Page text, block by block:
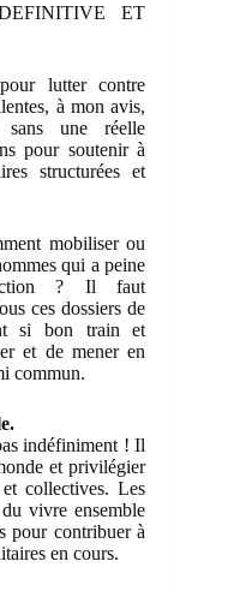
ET
lutter contre
à mon avis,
sans une réelle
pour soutenir à
structurées et
mobiliser ou
qui a peine
? Il faut
ces dossiers de
si bon train et
et de mener en
commun.
indéfiniment ! Il
et privilégier
collectives. Les
vivre ensemble
pour contribuer à
en cours.